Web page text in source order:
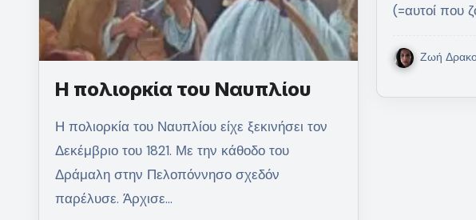
Η πολιορκία του Ναυπλίου
Η πολιορκία του Ναυπλίου είχε ξεκινήσει τον
Δεκέμβριο του 1821. Με την κάθοδο του
Δράμαλη στην Πελοπόννησο σχεδόν
παρέλυσε. Άρχισε…
(=αυτοί που
Ζωή